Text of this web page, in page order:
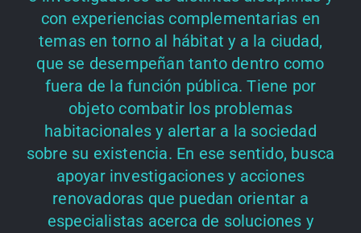
con experiencias complementarias en
temas en torno al hábitat y a la ciudad,
que se desempeñan tanto dentro como
fuera de la función pública. Tiene por
objeto combatir los problemas
habitacionales y alertar a la sociedad
sobre su existencia. En ese sentido, busca
apoyar investigaciones y acciones
renovadoras que puedan orientar a
especialistas acerca de soluciones y